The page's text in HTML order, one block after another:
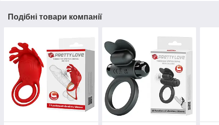
Подібні товари компанії